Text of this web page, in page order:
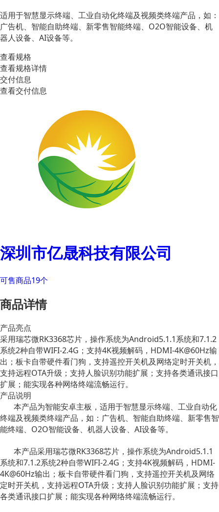
适用于智慧显示终端、工业自动化终端及视频类终端产品，如：
广告机、智能自助终端、新零售智能终端、O2O智能设备、机
器人设备、AI设备等。
查看规格
查看规格详情
交付信息
查看交付信息
深圳市亿晟科技有限公司
可售商品19个
商品详情
产品亮点
采用瑞芯微RK3368芯片，操作系统为Android5.1.1系统和7.1.2
系统2种自带WIFI-2.4G；支持4K视频解码，HDMI-4K@60Hz输
出；板卡自带硬件看门狗，支持遥控开关机及网络定时开关机，
支持远程OTA升级；支持人脸识别功能扩展；支持各类通讯接口
扩展；能实现各种网络终端流畅运行。
产品说明
本产品为智能安卓主板，适用于智慧显示终端、工业自动化
终端及视频类终端产品，如：广告机、智能自助终端、新零售智
能终端、O2O智能设备、机器人设备、AI设备等。
本产品采用瑞芯微RK3368芯片，操作系统为Android5.1.1
系统和7.1.2系统2种自带WIFI-2.4G；支持4K视频解码，HDMI-
4K@60Hz输出；板卡自带硬件看门狗，支持遥控开关机及网络
定时开关机，支持远程OTA升级；支持人脸识别功能扩展；支持
各类通讯接口扩展；能实现各种网络终端流畅运行。